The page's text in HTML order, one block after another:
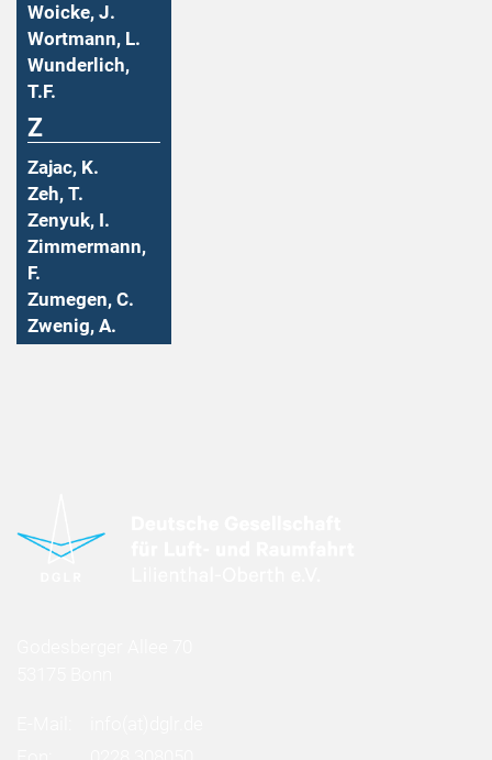
Woicke, J.
Wortmann, L.
Wunderlich,
T.F.
Z
Zajac, K.
Zeh, T.
Zenyuk, I.
Zimmermann,
F.
Zumegen, C.
Zwenig, A.